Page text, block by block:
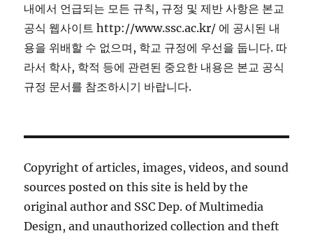
내에서 언급되는 모든 규칙, 규정 및 제반 사항은 본교
공식 웹사이트 http://www.ssc.ac.kr/ 에 공시된 내
용을 위배할 수 없으며, 학교 규정에 우선을 둡니다. 따
라서 학사, 학적 등에 관련된 중요한 내용은 본교 공식
규정 문서를 참조하시기 바랍니다.
Copyright of articles, images, videos, and sound
sources posted on this site is held by the
original author and SSC Dep. of Multimedia
Design, and unauthorized collection and theft